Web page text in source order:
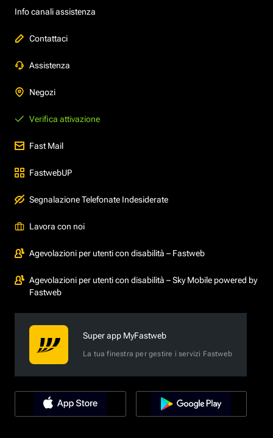
Info canali assistenza
Contattaci
Assistenza
Negozi
Verifica attivazione
Fast Mail
FastwebUP
Segnalazione Telefonate Indesiderate
Lavora con noi
Agevolazioni per utenti con disabilità – Fastweb
Agevolazioni per utenti con disabilità – Sky Mobile powered by
Fastweb
Super app MyFastweb
La tua finestra per gestire i servizi Fastweb